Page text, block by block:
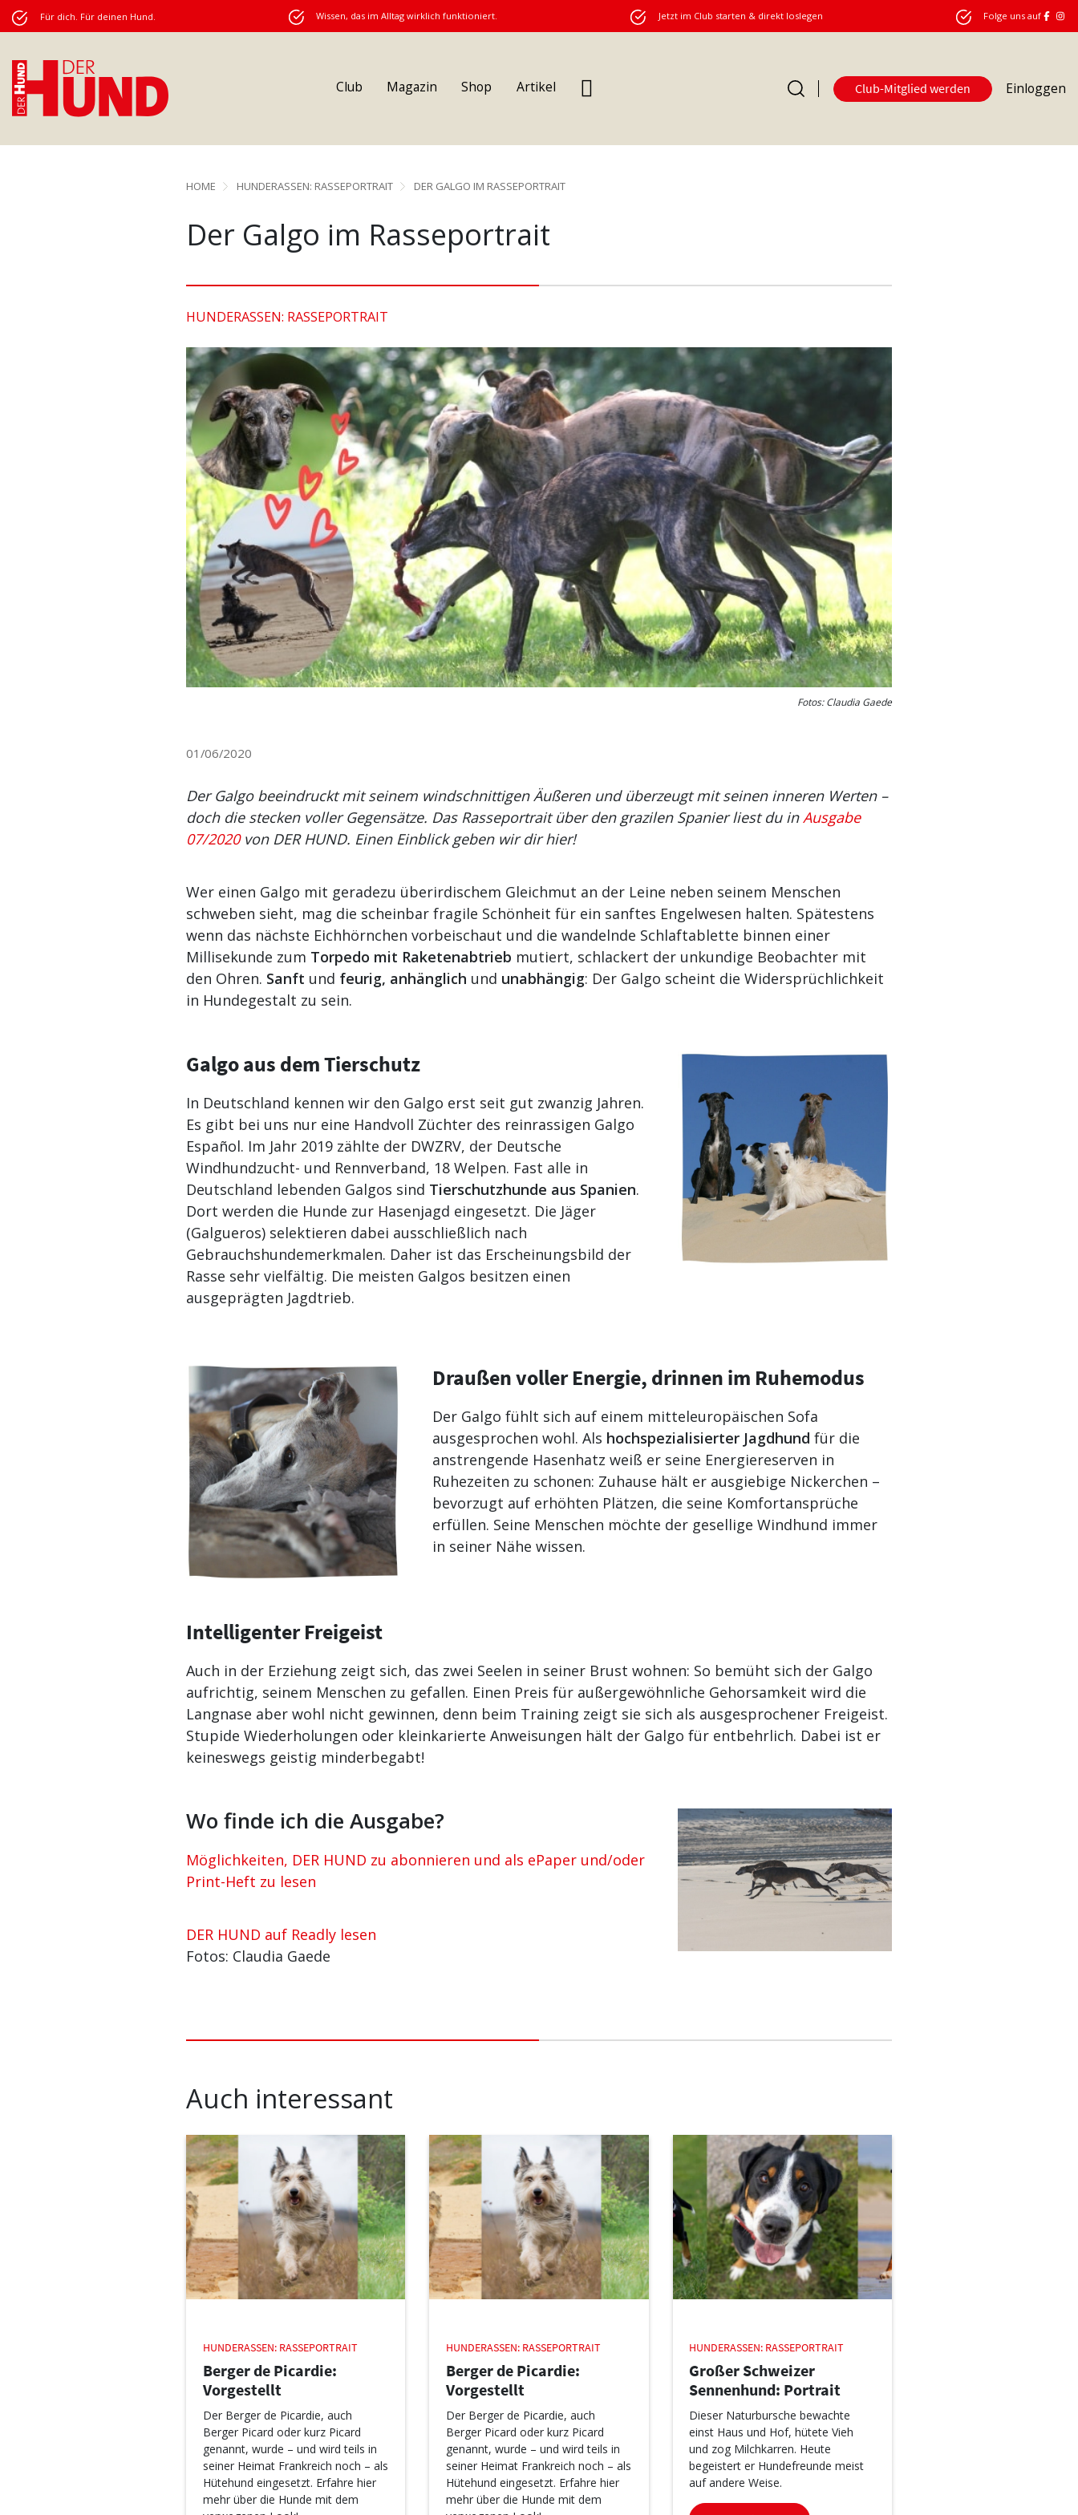
Für dich. Für deinen Hund. Wissen, das im Alltag wirklich funktioniert. Jetzt im Club starten & direkt loslegen Folge uns auf
Club Magazin Shop Artikel Club-Mitglied werden Einloggen
HOME HUNDERASSEN: RASSEPORTRAIT DER GALGO IM RASSEPORTRAIT
Der Galgo im Rasseportrait
HUNDERASSEN: RASSEPORTRAIT
Fotos: Claudia Gaede
01/06/2020
Der Galgo beeindruckt mit seinem windschnittigen Äußeren und überzeugt mit seinen inneren Werten –
doch die stecken voller Gegensätze. Das Rasseportrait über den grazilen Spanier liest du inAusgabe
07/2020von DER HUND. Einen Einblick geben wir dir hier!
Wer einen Galgo mit geradezu überirdischem Gleichmut an der Leine neben seinem Menschen
schweben sieht, mag die scheinbar fragile Schönheit für ein sanftes Engelwesen halten. Spätestens
wenn das nächste Eichhörnchen vorbeischaut und die wandelnde Schlaftablette binnen einer
Millisekunde zum Torpedo mit Raketenabtrieb mutiert, schlackert der unkundige Beobachter mit
den Ohren. Sanft und feurig, anhänglich und unabhängig: Der Galgo scheint die Widersprüchlichkeit
in Hundegestalt zu sein.
Galgo aus dem Tierschutz
In Deutschland kennen wir den Galgo erst seit gut zwanzig Jahren.
Es gibt bei uns nur eine Handvoll Züchter des reinrassigen Galgo
Español. Im Jahr 2019 zählte der DWZRV, der Deutsche
Windhundzucht- und Rennverband, 18 Welpen. Fast alle in
Deutschland lebenden Galgos sind Tierschutzhunde aus Spanien.
Dort werden die Hunde zur Hasenjagd eingesetzt. Die Jäger
(Galgueros) selektieren dabei ausschließlich nach
Gebrauchshundemerkmalen. Daher ist das Erscheinungsbild der
Rasse sehr vielfältig. Die meisten Galgos besitzen einen
ausgeprägten Jagdtrieb.
Draußen voller Energie, drinnen im Ruhemodus
Der Galgo fühlt sich auf einem mitteleuropäischen Sofa
ausgesprochen wohl. Als hochspezialisierter Jagdhund für die
anstrengende Hasenhatz weiß er seine Energiereserven in
Ruhezeiten zu schonen: Zuhause hält er ausgiebige Nickerchen –
bevorzugt auf erhöhten Plätzen, die seine Komfortansprüche
erfüllen. Seine Menschen möchte der gesellige Windhund immer
in seiner Nähe wissen.
Intelligenter Freigeist
Auch in der Erziehung zeigt sich, das zwei Seelen in seiner Brust wohnen: So bemüht sich der Galgo
aufrichtig, seinem Menschen zu gefallen. Einen Preis für außergewöhnliche Gehorsamkeit wird die
Langnase aber wohl nicht gewinnen, denn beim Training zeigt sie sich als ausgesprochener Freigeist.
Stupide Wiederholungen oder kleinkarierte Anweisungen hält der Galgo für entbehrlich. Dabei ist er
keineswegs geistig minderbegabt!
Wo finde ich die Ausgabe?
Möglichkeiten, DER HUND zu abonnieren und als ePaper und/oder
Print-Heft zu lesen
DER HUND auf Readly lesen
Fotos: Claudia Gaede
Auch interessant
HUNDERASSEN: RASSEPORTRAIT
Berger de Picardie:
Vorgestellt
Der Berger de Picardie, auch
Berger Picard oder kurz Picard
genannt, wurde – und wird teils in
seiner Heimat Frankreich noch – als
Hütehund eingesetzt. Erfahre hier
mehr über die Hunde mit dem
HUNDERASSEN: RASSEPORTRAIT
Berger de Picardie:
Vorgestellt
Der Berger de Picardie, auch
Berger Picard oder kurz Picard
genannt, wurde – und wird teils in
seiner Heimat Frankreich noch – als
Hütehund eingesetzt. Erfahre hier
mehr über die Hunde mit dem
HUNDERASSEN: RASSEPORTRAIT
Großer Schweizer
Sennenhund: Portrait
Dieser Naturbursche bewachte
einst Haus und Hof, hütete Vieh
und zog Milchkarren. Heute
begeistert er Hundefreunde meist
auf andere Weise.